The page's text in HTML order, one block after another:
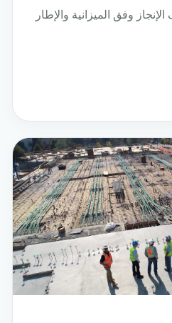
وفق الميزانية والإطار